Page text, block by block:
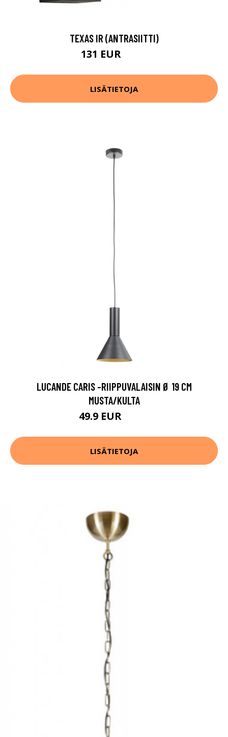
TEXAS IR (ANTRASIITTI)
131 EUR
LISÄTIETOJA
LUCANDE CARIS -RIIPPUVALAISIN Ø 19 CM
MUSTA/KULTA
49.9 EUR
LISÄTIETOJA